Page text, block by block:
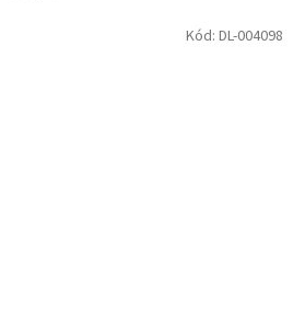
Kód: DL-004098